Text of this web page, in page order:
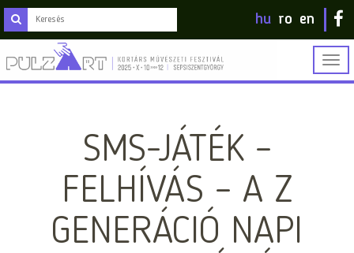
hu ro en
SMS-JÁTÉK –
FELHÍVÁS – A Z
GENERÁCIÓ NAPI